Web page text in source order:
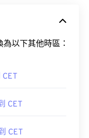
以下其他時區：
CET
CET
CET